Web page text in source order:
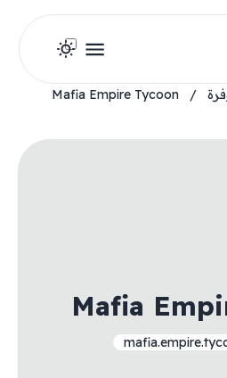
/
Mafia Empire Tycoon
Mafia